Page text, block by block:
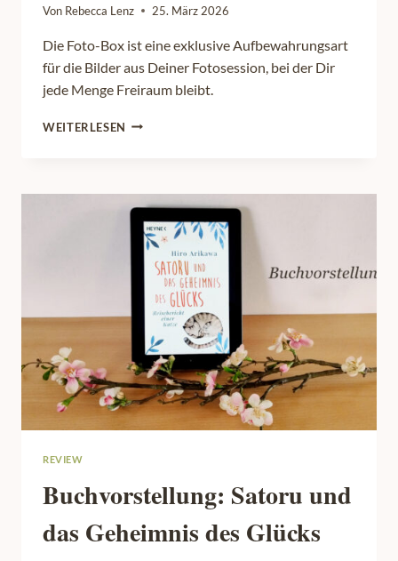
Von Rebecca Lenz 25. März 2026
Die Foto-Box ist eine exklusive Aufbewahrungsart
für die Bilder aus Deiner Fotosession, bei der Dir
jede Menge Freiraum bleibt.
WEITERLESEN BEWAHRE
EINER
FOTO-
BOX
REVIEW
Buchvorstellung: Satoru und
das Geheimnis des Glücks